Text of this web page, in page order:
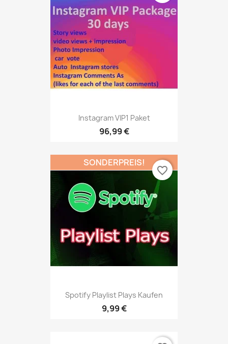
Instagram VIP1 Paket
96,99 €
Spotify Playlist Plays Kaufen
9,99 €
SONDERPREIS!
favorite_border